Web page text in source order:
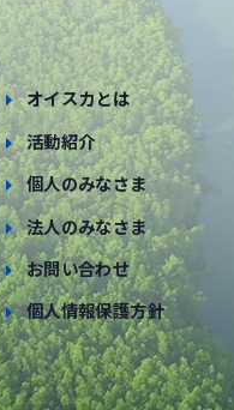
オイスカとは
活動紹介
個人のみなさま
法人のみなさま
お問い合わせ
個人情報保護方針